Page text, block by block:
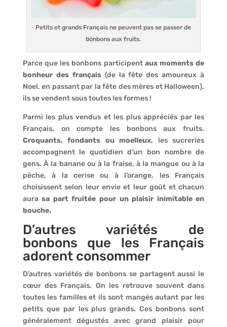
Petits et grands Français ne peuvent pas se passer de
bonbons aux fruits.
Parce que les bonbons participent aux moments de
bonheur des français(de la fête des amoureux à
Noel, en passant par la fête des mères et Halloween),
ils se vendent sous toutes les formes !
Parmi les plus vendus et les plus appréciés par les
Français, on compte les bonbons aux fruits.
Croquants, fondants ou moelleux, les sucreries
accompagnent le quotidien d’un bon nombre de
gens. À la banane ou à la fraise, à la mangue ou à la
pêche, à la cerise ou à l’orange, les Français
choisissent selon leur envie et leur goût et chacun
aurasa part fruitée pour un plaisir inimitable en
bouche.
D’autres variétés de
bonbons que les Français
adorent consommer
D’autres variétés de bonbons se partagent aussi le
cœur des Français. On les retrouve souvent dans
toutes les familles et ils sont mangés autant par les
petits que par les plus grands. Ces bonbons sont
généralement dégustés avec grand plaisir pour